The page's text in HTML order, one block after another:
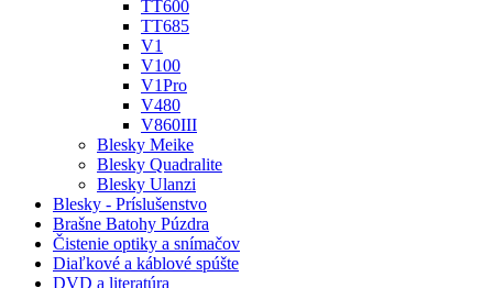
TT600
TT685
V1
V100
V1Pro
V480
V860III
Blesky Meike
Blesky Quadralite
Blesky Ulanzi
Blesky - Príslušenstvo
Brašne Batohy Púzdra
Čistenie optiky a snímačov
Diaľkové a káblové spúšte
DVD a literatúra